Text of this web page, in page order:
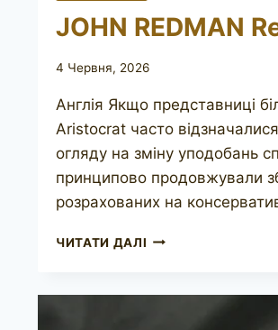
JOHN REDMAN
4 Червня, 2026
Англія Якщо представниці
Aristocrat часто
огляду на зміну уподобань
принципово продовжували
розрахованих на
ЧИТАТИ ДАЛІ JOHN
DE